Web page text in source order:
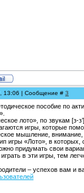
13:06 | Сообщение # 3
пособие по
лото», по звукам [з-
игры, которые
мышление,
игры «Лото», в
придумать свои
в эти игры, тем
– успехов вам и